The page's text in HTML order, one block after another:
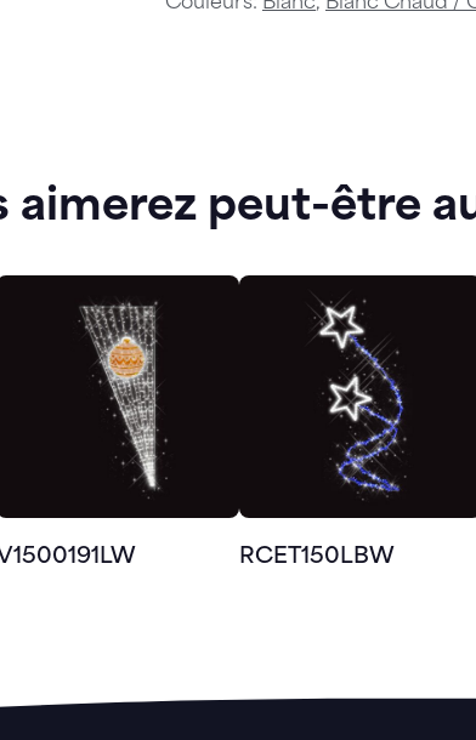
aimerez peut-être
RCET150LBW